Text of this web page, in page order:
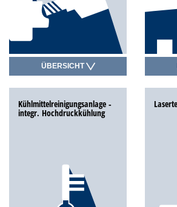
ÜBERSICHT
Kühlmittel­reinigungs­anlage -
integr. Hochdruckkühlung